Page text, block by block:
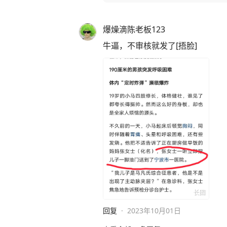
爆燥滴陈老板123
牛逼，不审核就发了[捂脸]
长图
回复 · 2023年10月01日